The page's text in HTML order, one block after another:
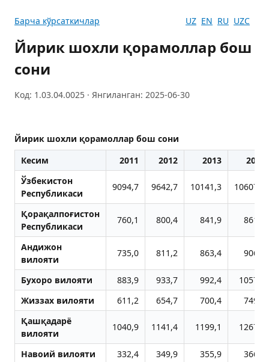
Барча кўрсаткичлар UZ EN RU UZC
Йирик шохли қорамоллар бош
сони
Код: 1.03.04.0025 · Янгиланган: 2025-06-30
Йирик шохли қорамоллар бош сони
Кесим
2011 2012 2013
2014
Ўзбекистон
Республикаси
9094,7 9642,7 10141,3 10607,3
Қорақалпоғистон
Республикаси
760,1 800,4 841,9 861,3
Aндижон
вилояти
735,0 811,2 863,4 906,0
Бухоро вилояти 883,9 933,7 992,4
1057,8
Жиззах вилояти
611,2 654,7 700,4
749,9
Қашқадарё
вилояти
1040,9 1141,4 1199,1 1267,8
Навоий вилояти 332,4 349,9 355,9
366,4